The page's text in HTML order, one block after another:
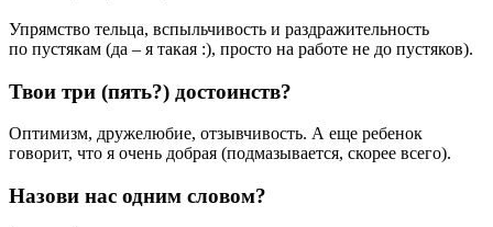
Упрямство тельца, вспыльчивость и раздражительность
по пустякам (да – я такая :), просто на работе не до пустяков).
Твои три (пять?) достоинств?
Оптимизм, дружелюбие, отзывчивость. А еще ребенок
говорит, что я очень добрая (подмазывается, скорее всего).
Назови нас одним словом?